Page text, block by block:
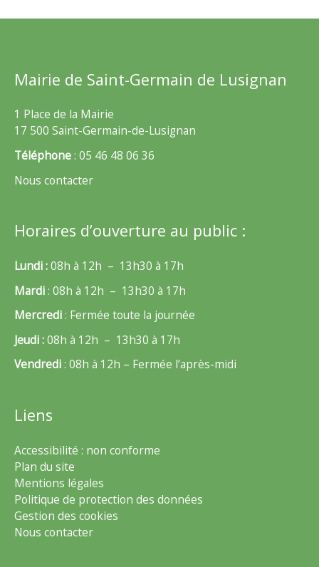
Mairie de Saint-Germain de Lusignan
1 Place de la Mairie
17 500 Saint-Germain-de-Lusignan
Téléphone: 05 46 48 06 36
Nous contacter
Horaires d’ouverture au public :
Lundi :08h à 12h – 13h30 à 17h
Mardi: 08h à 12h – 13h30 à 17h
Mercredi: Fermée toute la journée
Jeudi :08h à 12h – 13h30 à 17h
Vendredi: 08h à 12h – Fermée l’après-midi
Liens
Accessibilité : non conforme
Plan du site
Mentions légales
Politique de protection des données
Gestion des cookies
Nous contacter